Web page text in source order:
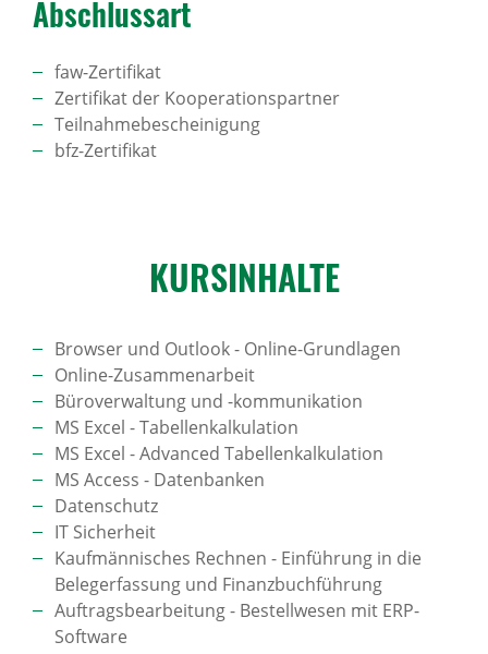
Abschlussart
faw-Zertifikat
Zertifikat der Kooperationspartner
Teilnahmebescheinigung
bfz-Zertifikat
KURS­IN­HALTE
Browser und Outlook - Online-Grundlagen
Online-Zusammenarbeit
Büroverwaltung und -kommunikation
MS Excel - Tabellenkalkulation
MS Excel - Advanced Tabellenkalkulation
MS Access - Datenbanken
Datenschutz
IT Sicherheit
Kaufmännisches Rechnen - Einführung in die
Belegerfassung und Finanzbuchführung
Auftragsbearbeitung - Bestellwesen mit ERP-
Software